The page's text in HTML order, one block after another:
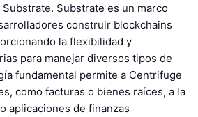
Substrate es un marco
construir blockchains
la flexibilidad y
para manejar diversos tipos de
fundamental permite a Centrifuge
como facturas o bienes raíces, a la
aplicaciones de finanzas